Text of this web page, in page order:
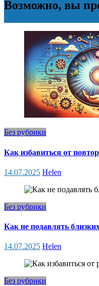
Возможно, вы
Без рубрики
Как избавиться от
14.07.2025 Helen
Без рубрики
Как не подавлять
14.07.2025 Helen
Без рубрики